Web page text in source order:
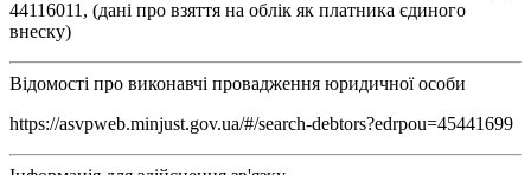
44116011, (дані про взяття на облік як платника єдиного
внеску)
Відомості про виконавчі провадження юридичної особи
https://asvpweb.minjust.gov.ua/#/search-debtors?edrpou=45441699